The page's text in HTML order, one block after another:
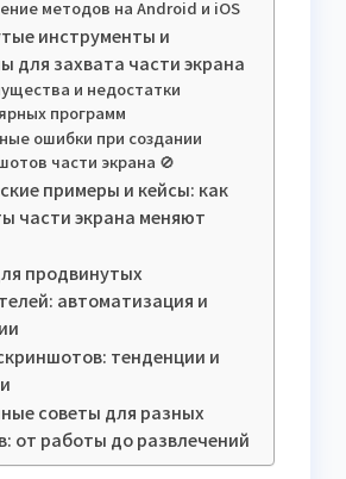
методов на Android и iOS
инструменты и
для захвата части экрана
и недостатки
программ
ошибки при создании
части экрана 🚫
примеры и кейсы: как
части экрана меняют
продвинутых
автоматизация и
тенденции и
советы для разных
от работы до развлечений